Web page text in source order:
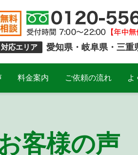
対応エリア 愛知県・岐阜県・三重
料金案内 ご依頼の流れ よ
客様の声